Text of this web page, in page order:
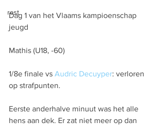
rest
Dag 1 van het Vlaams kampioenschap
jeugd
Mathis (U18, -60)
1/8e finale vs Audric Decuyper: verloren
op strafpunten.
Eerste anderhalve minuut was het alle
hens aan dek. Er zat niet meer op dan